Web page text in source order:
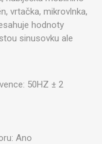
vrtačka, mikrovlnka,
hodnoty
sinusovku ale
50HZ ± 2
Ano